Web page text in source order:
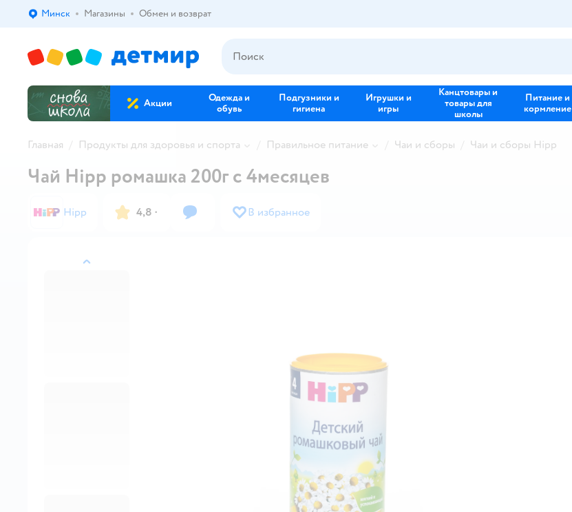
Выбор адреса доставки.
Минск Магазины Обмен и возврат
Акции
Одежда и
обувь
Подгузники и
гигиена
Игрушки и
игры
Канцтовары и
товары для
школы
Питание и
кормление
Главная Продукты для здоровья и спорта Правильное питание Чаи и сборы Чаи и сборы Hipp
назад
Чай Hipp ромашка 200г с 4месяцев
Hipp 4,8 · В избранное